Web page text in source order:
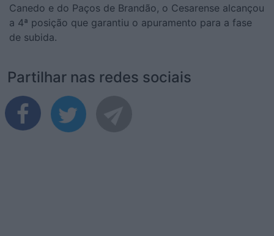
Canedo e do Paços de Brandão, o Cesarense alcançou
a 4ª posição que garantiu o apuramento para a fase
de subida.
Partilhar nas redes sociais